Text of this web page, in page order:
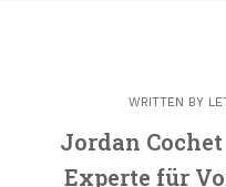
WRITTEN BY
Jordan
Experte für